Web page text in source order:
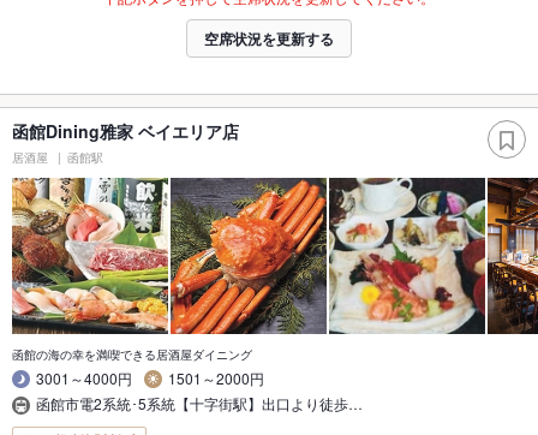
空席状況を更新する
函館Dining雅家 ベイエリア店
居酒屋 函館駅
函館の海の幸を満喫できる居酒屋ダイニング
3001～4000円
1501～2000円
函館市電2系統･5系統【十字街駅】出口より徒歩…